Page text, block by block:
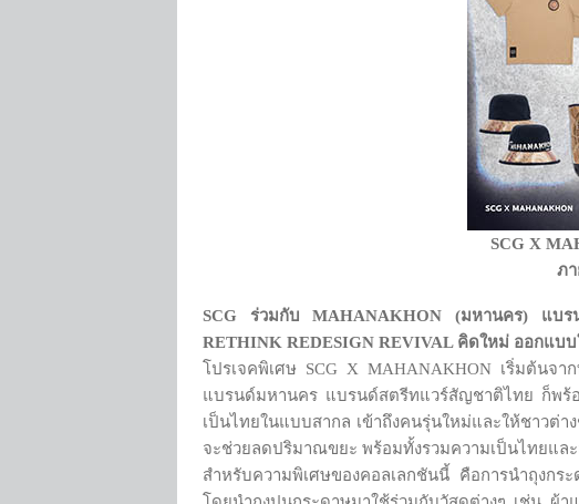
SCG X
ภ
SCG ร่วมกับ MAHANAKHON (มหานคร) แบร
RETHINK REDESIGN REVIVAL คิดใหม่ ออกแบบ
โปรเจคพิเศษ SCG X MAHANAKHON เริ่มต้นจ
แบรนด์มหานคร แบรนด์สตรีทแวร์สัญชาติไทย ก็พร้
เป็นไทยในแบบสากล เข้าถึงคนรุ่นใหม่และให้ชาวต่
จะช่วยลดปริมาณขยะ พร้อมทั้งรวมความเป็นไทยและ
สำหรับความพิเศษของคอลเลกชันนี้ คือการนำถุงกร